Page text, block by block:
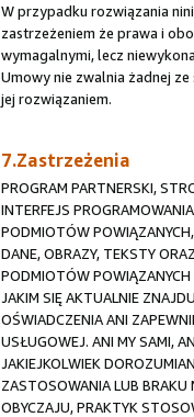
W przypadku rozwiązania
zastrzeżeniem że prawa i
wymagalnymi, lecz
Umowy nie zwalnia żadnej
jej rozwiązaniem.
7.Zastrzeżenia
PROGRAM PARTNERSKI,
INTERFEJS
PODMIOTÓW
DANE, OBRAZY, TEKSTY
PODMIOTÓW POWIĄZANYCH
JAKIM SIĘ AKTUALNIE
OŚWIADCZENIA ANI
USŁUGOWEJ. ANI MY SAMI,
JAKIEJKOLWIEK
ZASTOSOWANIA LUB BRAKU
OBYCZAJU, PRAKTYK